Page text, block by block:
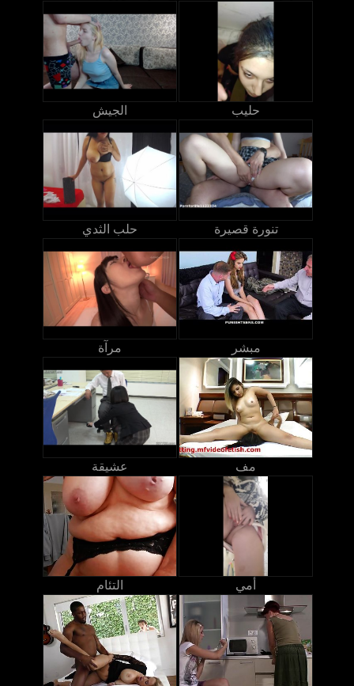
الجيش حليب
حلب الثدي تنورة قصيرة
مرآة مبشر
عشيقة مف
التئام أمي